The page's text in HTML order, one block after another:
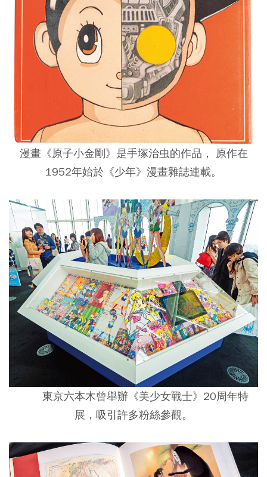
漫畫《原子小金剛》是手塚治虫的作品， 原作在
1952年始於《少年》漫畫雜誌連載。
東京六本木曾舉辦《美少女戰士》20周年特
展，吸引許多粉絲參觀。